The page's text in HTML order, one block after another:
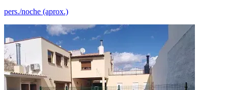
pers./noche (aprox.)